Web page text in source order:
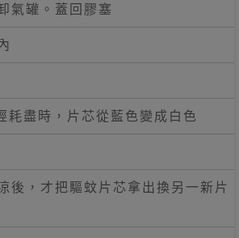
氣罐。蓋回膠塞
耗盡時，片芯從藍色變成白色
後，才把驅蚊片芯拿出換另一新片